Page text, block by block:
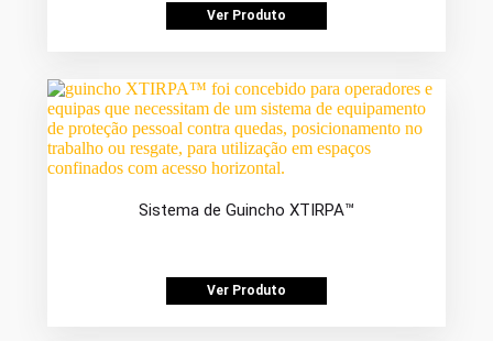
Ver Produto
Sistema de Guincho XTIRPA™
Ver Produto